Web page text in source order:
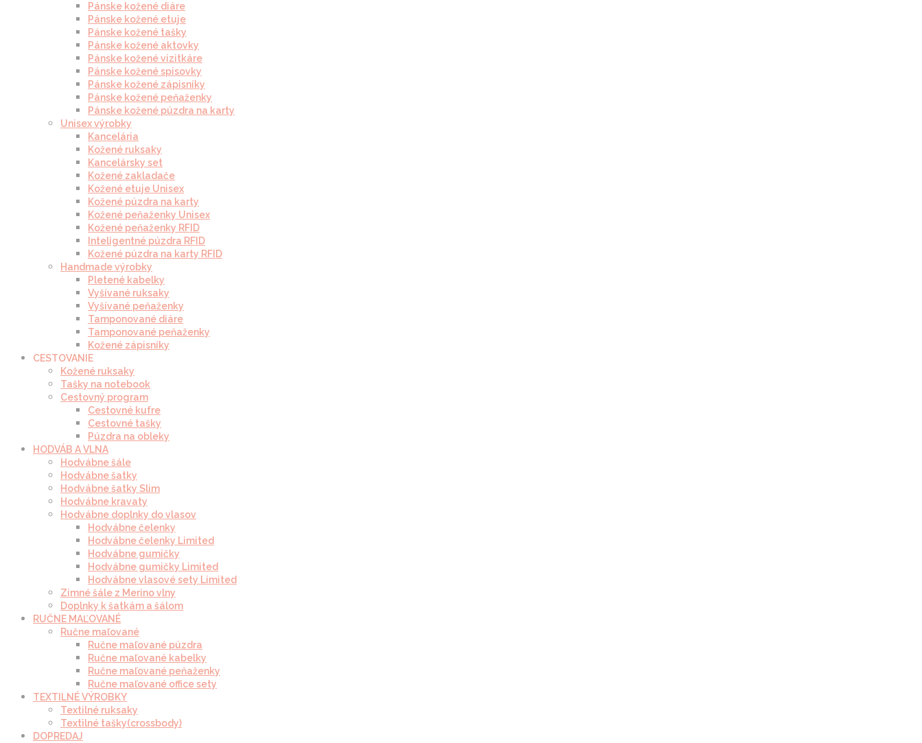
Pánske kožené diáre
Pánske kožené etuje
Pánske kožené tašky
Pánske kožené aktovky
Pánske kožené vizitkáre
Pánske kožené spisovky
Pánske kožené zápisníky
Pánske kožené peňaženky
Pánske kožené púzdra na karty
Unisex výrobky
Kancelária
Kožené ruksaky
Kancelársky set
Kožené zakladače
Kožené etuje Unisex
Kožené púzdra na karty
Kožené peňaženky Unisex
Kožené peňaženky RFID
Inteligentné púzdra RFID
Kožené púzdra na karty RFID
Handmade výrobky
Pletené kabelky
Vyšívané ruksaky
Vyšívané peňaženky
Tamponované diáre
Tamponované peňaženky
Kožené zápisníky
CESTOVANIE
Kožené ruksaky
Tašky na notebook
Cestovný program
Cestovné kufre
Cestovné tašky
Púzdra na obleky
HODVÁB A VLNA
Hodvábne šále
Hodvábne šatky
Hodvábne šatky Slim
Hodvábne kravaty
Hodvábne doplnky do vlasov
Hodvábne čelenky
Hodvábne čelenky Limited
Hodvábne gumičky
Hodvábne gumičky Limited
Hodvábne vlasové sety Limited
Zimné šále z Merino vlny
Doplnky k šatkám a šálom
RUČNE MAĽOVANÉ
Ručne maľované
Ručne maľované púzdra
Ručne maľované kabelky
Ručne maľované peňaženky
Ručne maľované office sety
TEXTILNÉ VÝROBKY
Textilné ruksaky
Textilné tašky(crossbody)
DOPREDAJ